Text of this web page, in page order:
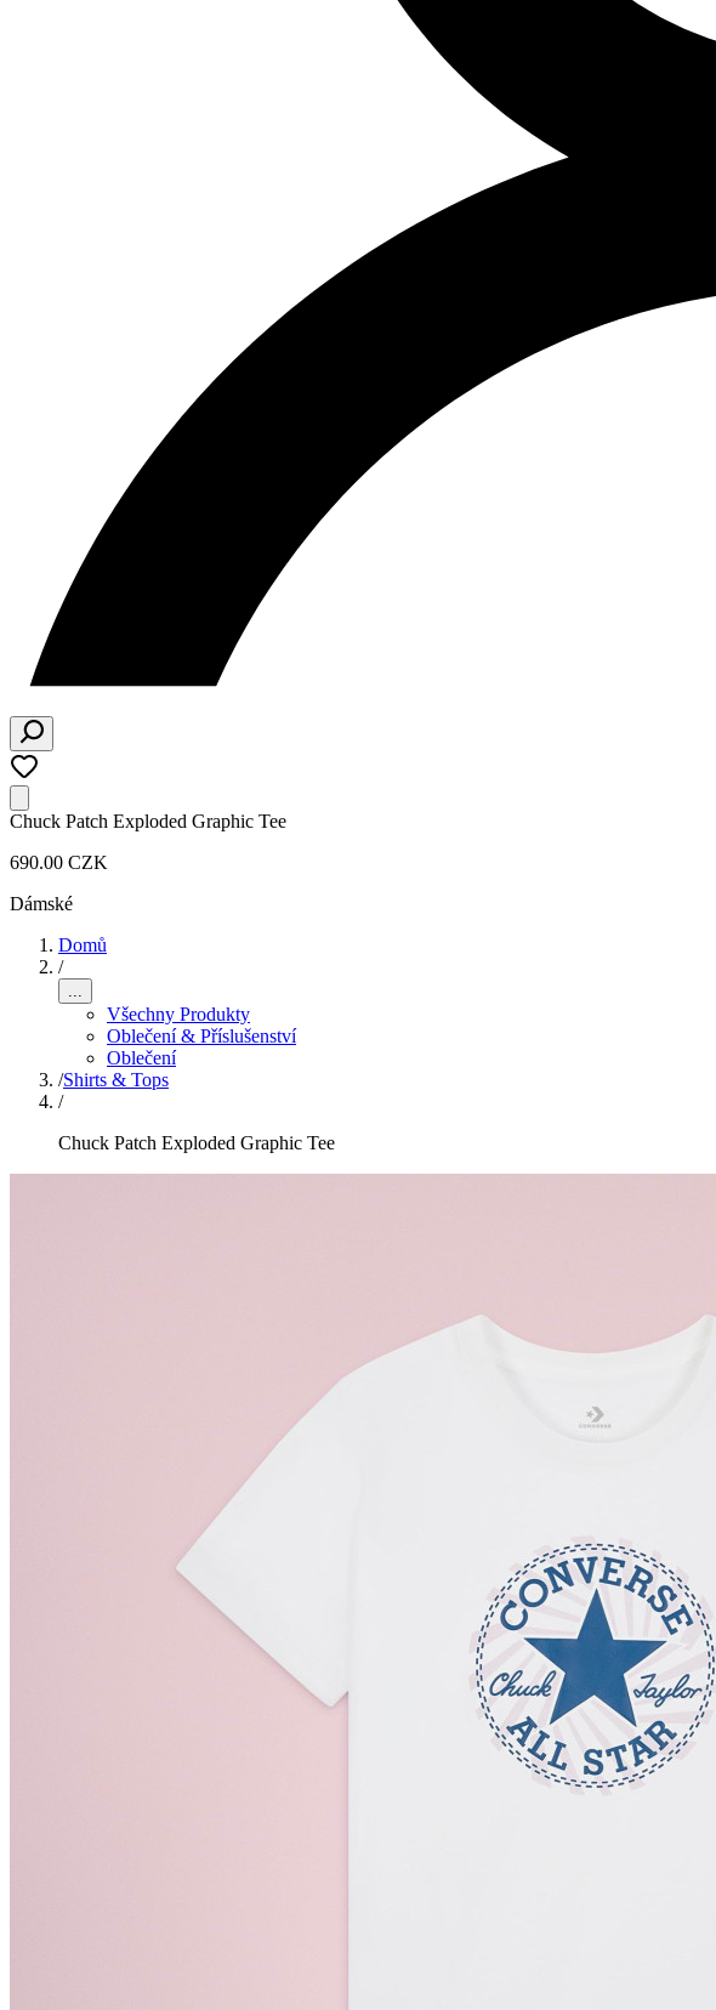
Chuck Patch Exploded Graphic Tee
690.00 CZK
Dámské
Domů
/
...
Všechny Produkty
Oblečení & Příslušenství
Oblečení
/Shirts & Tops
/
Chuck Patch Exploded Graphic Tee